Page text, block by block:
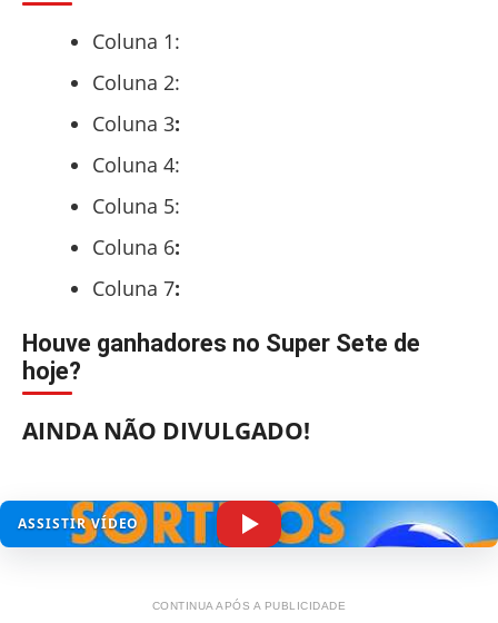
Coluna 1:
Coluna 2:
Coluna 3:
Coluna 4:
Coluna 5:
Coluna 6:
Coluna 7:
Houve ganhadores no Super Sete de
hoje?
AINDA NÃO DIVULGADO!
ASSISTIR VÍDEO
CONTINUA APÓS A PUBLICIDADE